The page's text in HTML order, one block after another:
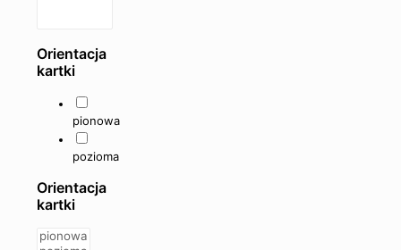
Orientacja
kartki
pionowa
pozioma
Orientacja
kartki